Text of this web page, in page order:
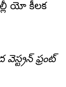
యో కీలక
ఫ్రంట్